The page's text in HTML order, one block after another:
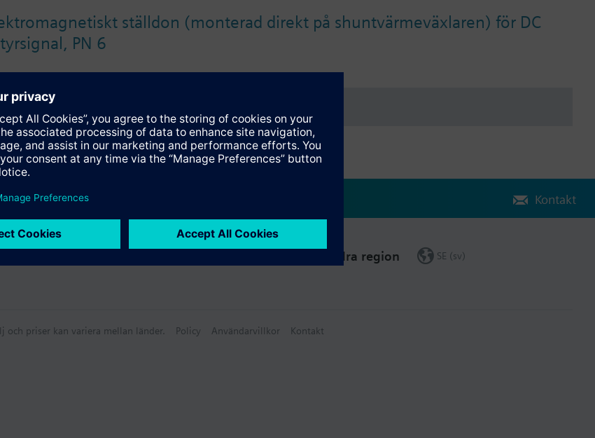
ställdon (monterad direkt på shuntvärmeväxlaren) för DC
PN 6
Kontakt
Ändra region SE (sv)
och priser kan variera mellan länder. Policy Användarvillkor Kontakt